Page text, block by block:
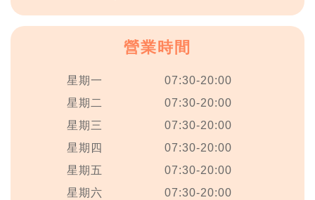
營業時間
星期一
07:30-20:00
星期二
07:30-20:00
星期三
07:30-20:00
星期四
07:30-20:00
星期五
07:30-20:00
星期六
07:30-20:00